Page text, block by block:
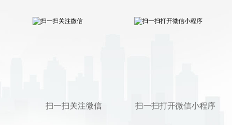
扫一扫打开微信小程序
扫一扫关注微信